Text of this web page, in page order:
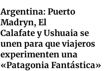
Argentina: Puerto
Madryn, El
Calafate y Ushuaia se
unen para que viajeros
experimenten una
«Patagonia Fantástica»